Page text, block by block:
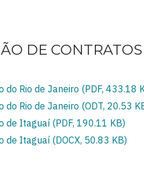
DE
do Rio de Janeiro (PDF, 433.18
do Rio de Janeiro (ODT, 20.53
de Itaguaí (PDF, 190.11 KB)
de Itaguaí (DOCX, 50.83 KB)